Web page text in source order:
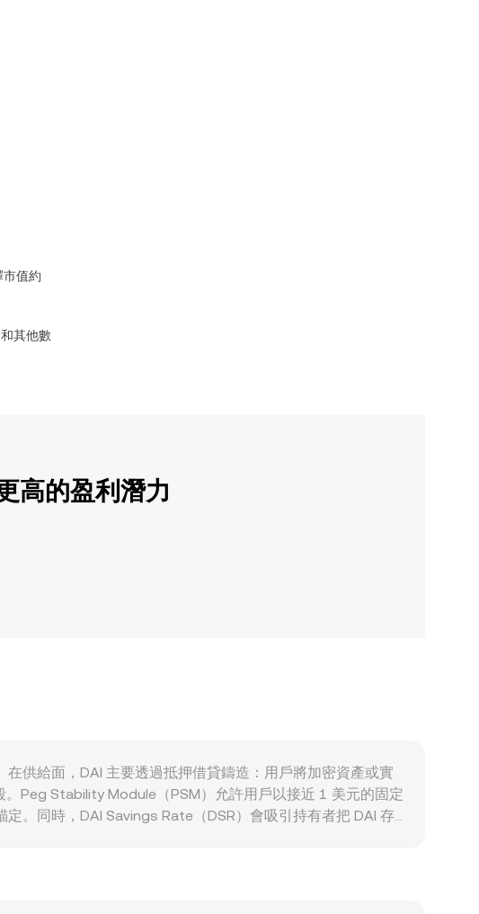
市值約
其他數
高的盈利潛力
供給面，DAI 主要透過抵押借貸鑄造：用戶將加密資產或實
Peg Stability Module（PSM）允許用戶以接近 1 美元的固定
。同時，DAI Savings Rate（DSR）會吸引持有者把 DAI 存
：在 DeFi 借貸、跨鏈流動性池、穩定幣結算與支付應用中的
和結算單位的需求往往上升。宏觀方面，由於 DAI 通常貼近